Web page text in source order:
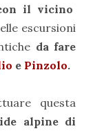
il vicino
escursioni
da fare
e Pinzolo.
questa
alpine di